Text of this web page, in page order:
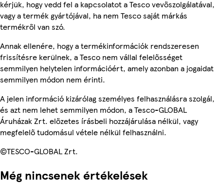
kérjük, hogy vedd fel a kapcsolatot a Tesco vevőszolgálatával,
vagy a termék gyártójával, ha nem Tesco saját márkás
termékről van szó.
Annak ellenére, hogy a termékinformációk rendszeresen
frissítésre kerülnek, a Tesco nem vállal felelősséget
semmilyen helytelen információért, amely azonban a jogaidat
semmilyen módon nem érinti.
A jelen információ kizárólag személyes felhasználásra szolgál,
és azt nem lehet semmilyen módon, a Tesco-GLOBAL
Áruházak Zrt. előzetes írásbeli hozzájárulása nélkül, vagy
megfelelő tudomásul vétele nélkül felhasználni.
©TESCO-GLOBAL Zrt.
Még nincsenek értékelések